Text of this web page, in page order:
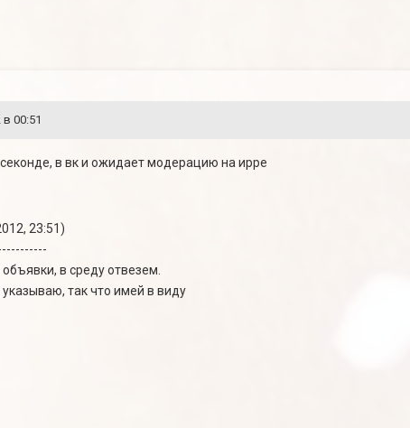
в 00:51
секонде, в вк и ожидает модерацию на ирре
23:51)
в среду отвезем.
так что имей в виду